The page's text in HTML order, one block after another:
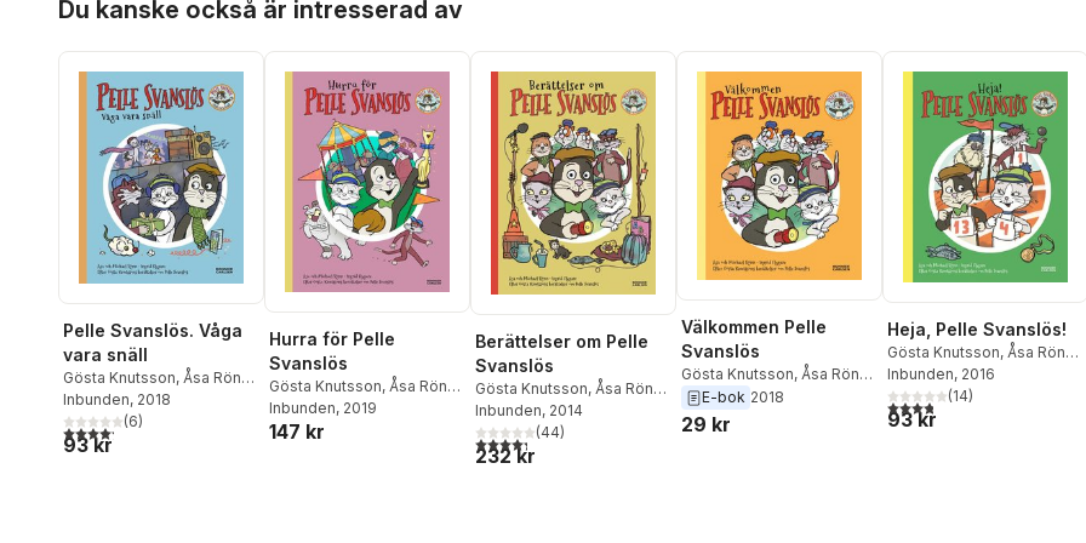
Du kanske också är intresserad av
Pelle Svanslös. Våga
vara snäll
Gösta Knutsson, Åsa Rönn ,
Michael Rönn
Inbunden, 2018
4,2utav 5 stjärnor. Totalt antal röster:
(6)
93 kr
Hurra för Pelle
Svanslös
Gösta Knutsson, Åsa Rönn ,
Michael Rönn
Inbunden, 2019
147 kr
Berättelser om Pelle
Svanslös
Gösta Knutsson, Åsa Rönn ,
Michael Rönn
Inbunden, 2014
4,3utav 5 stjärnor. Totalt antal röster:
(44)
232 kr
Välkommen Pelle
Svanslös
Gösta Knutsson, Åsa Rönn ,
Michael Rönn
E-bok 2018
29 kr
Heja, Pelle Svanslös!
Gösta Knutsson, Åsa Rönn ,
Michael Rönn
Inbunden, 2016
3,8utav 5 stjärnor. Totalt
(14)
93 kr